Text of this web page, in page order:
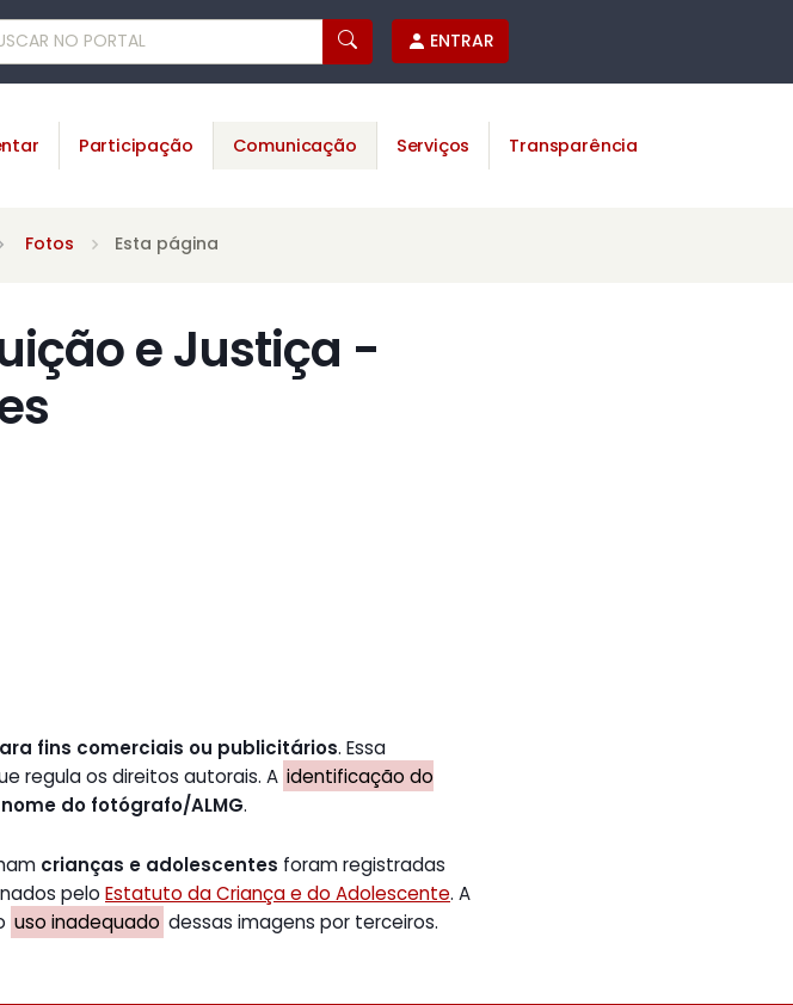
ENTRAR
Participação Comunicação Serviços Transparência
Fotos Esta página
e Justiça -
fins comerciais ou publicitários. Essa
regula os direitos autorais. A identificação do
nome do fotógrafo/ALMG.
crianças e adolescentes foram registradas
pelo Estatuto da Criança e do Adolescente. A
uso inadequado dessas imagens por terceiros.